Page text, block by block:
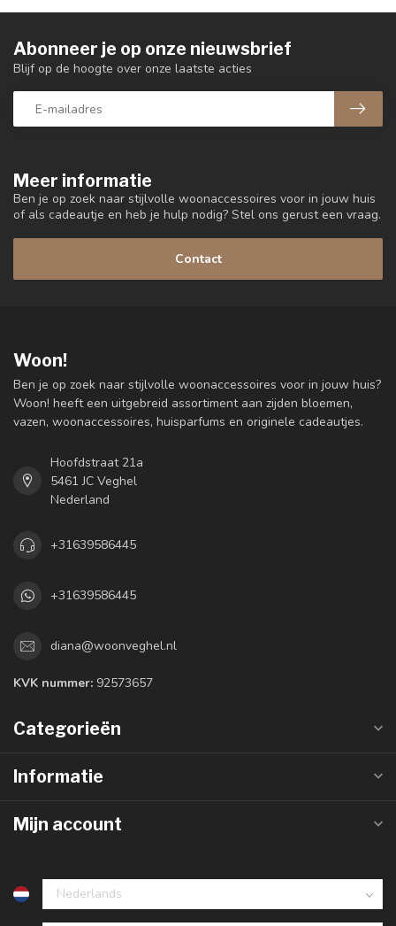
Meer informatie
Ben je op zoek naar stijlvolle woonaccessoires voor in jouw huis
of als cadeautje en heb je hulp nodig? Stel ons gerust een vraag.
Contact
Abonneer je op onze nieuwsbrief
Blijf op de hoogte over onze laatste acties
Woon!
Ben je op zoek naar stijlvolle woonaccessoires voor in jouw huis?
Woon! heeft een uitgebreid assortiment aan zijden bloemen,
vazen, woonaccessoires, huisparfums en originele cadeautjes.
Hoofdstraat 21a
5461 JC Veghel
Nederland
+31639586445
+31639586445
diana@woonveghel.nl
KVK nummer: 92573657
Categorieën
Informatie
Mijn account